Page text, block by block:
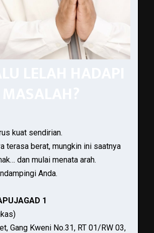
kuat sendirian.
terasa berat, mungkin ini saatnya
dan mulai menata arah.
Anda.
1
Gang Kweni No.31, RT 01/RW 03,